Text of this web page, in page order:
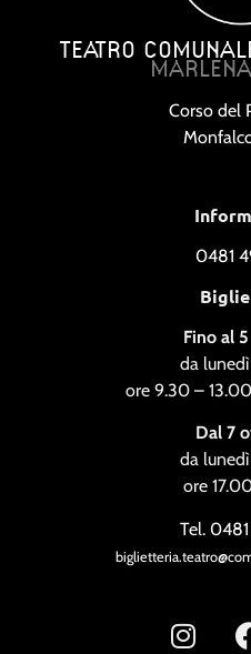
TEATRO
Corso del
0481
Fino al
da
ore 9.30 –
Dal 7
da
ore
Tel.